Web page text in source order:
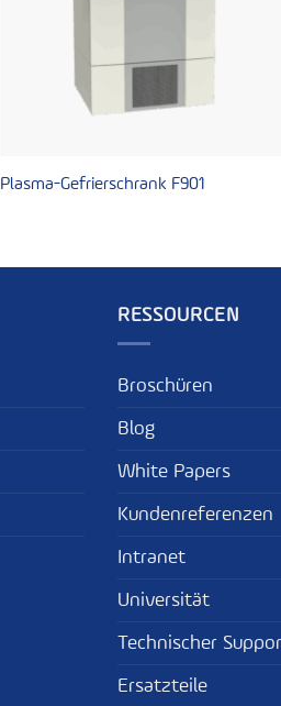
Plasma-Gefrierschrank F901
RESSOURCEN
Broschüren
Blog
White Papers
Kundenreferenzen
Intranet
Universität
Technischer
Ersatzteile